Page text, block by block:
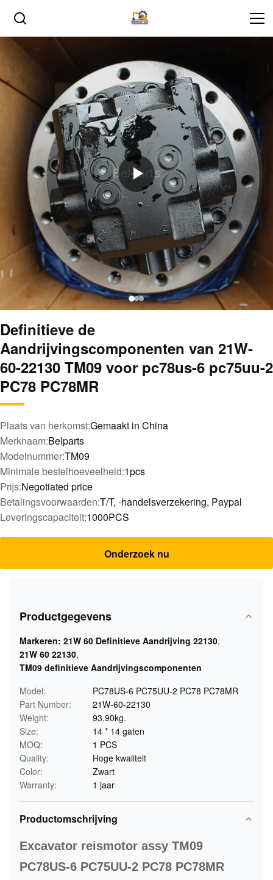
Definitieve de
Aandrijvingscomponenten van 21W-
60-22130 TM09 voor pc78us-6 pc75uu-2
PC78 PC78MR
Plaats van herkomst:Gemaakt in China
Merknaam:Belparts
Modelnummer:TM09
Minimale bestelhoeveelheid:1pcs
Prijs:Negotiated price
Betalingsvoorwaarden:T/T, -handelsverzekering, Paypal
Leveringscapaciteit:1000PCS
Onderzoek nu
Productgegevens
Markeren: 21W 60 Definitieve Aandrijving 22130,
21W 60 22130,
TM09 definitieve Aandrijvingscomponenten
Model:
PC78US-6 PC75UU-2 PC78 PC78MR
Part Number:
21W-60-22130
Weight:
93.90kg.
Size:
14 * 14 gaten
MOQ:
1 PCS
Quality:
Hoge kwaliteit
Color:
Zwart
Warranty:
1 jaar
Productomschrijving
Excavator reismotor assy TM09
PC78US-6 PC75UU-2 PC78 PC78MR